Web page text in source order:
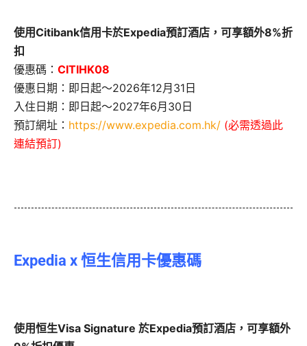
使用Citibank信用卡於Expedia預訂酒店，可享額外8%折
扣
優惠碼： CITIHK08
優惠日期：即日起～2026年12月31日
入住日期：即日起～2027年6月30日
預訂網址： https://www.expedia.com.hk/ (必需透過此
連結預訂)
Expedia x 恒生信用卡優惠碼
使用恒生Visa Signature 於Expedia預訂酒店，可享額外